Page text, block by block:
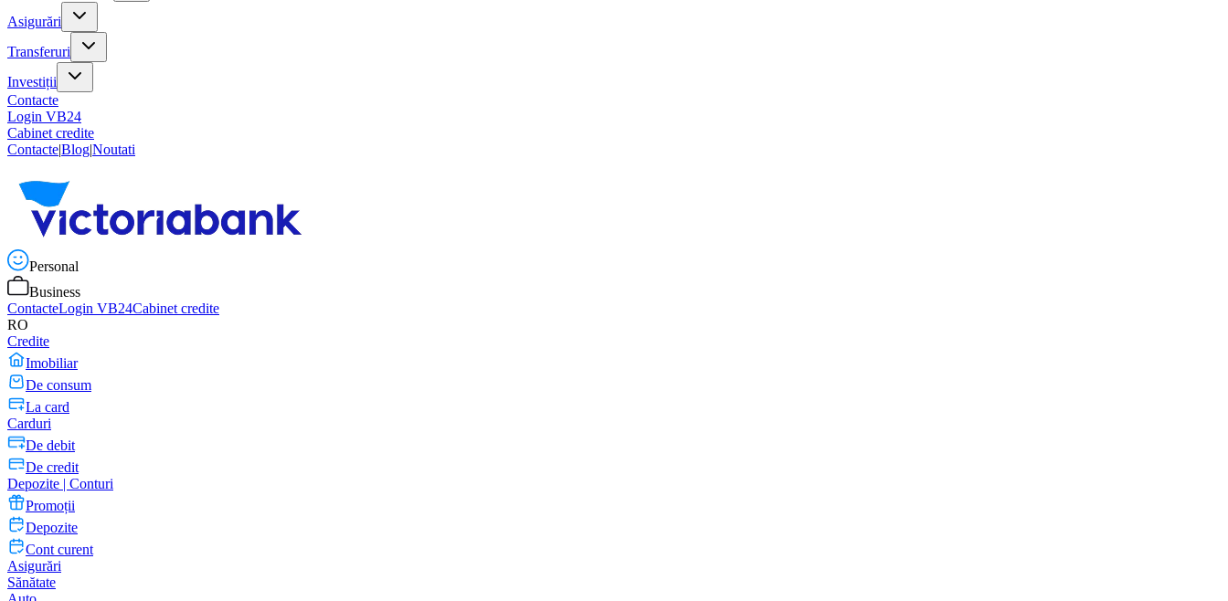
Asigurări
Transferuri
Investiții
Contacte
Login VB24
Cabinet credite
Contacte|Blog|Noutati
Personal
Business
ContacteLogin VB24Cabinet credite
RO
Credite
Imobiliar
De consum
La card
Carduri
De debit
De credit
Depozite | Conturi
Promoții
Depozite
Cont curent
Asigurări
Sănătate